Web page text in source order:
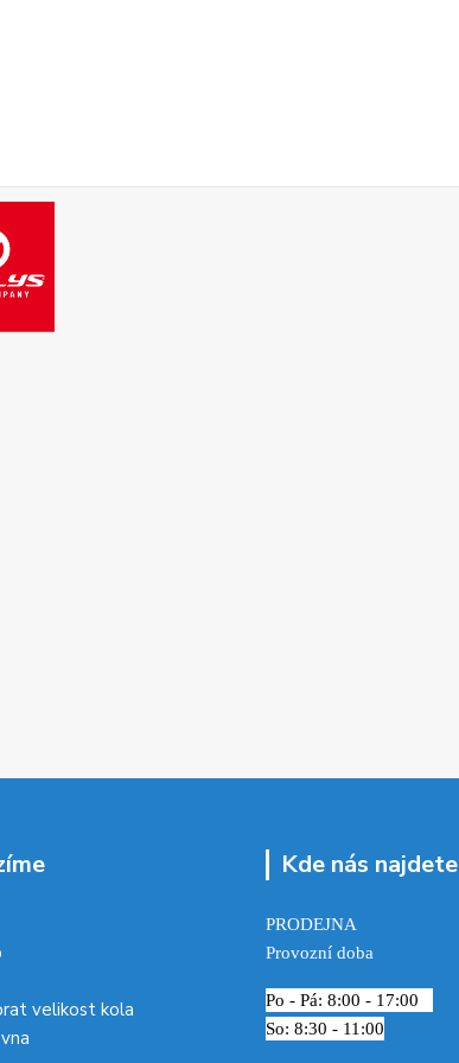
velikost kola
Kde nás najdete
PRODEJNA
Provozní doba
Po - Pá: 8:00 - 17:00
So: 8:30 - 11:00